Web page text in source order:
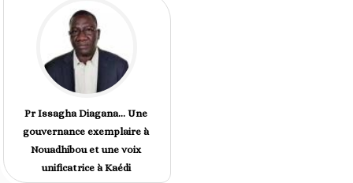
Pr Issagha Diagana… Une
gouvernance exemplaire à
Nouadhibou et une voix
unificatrice à Kaédi